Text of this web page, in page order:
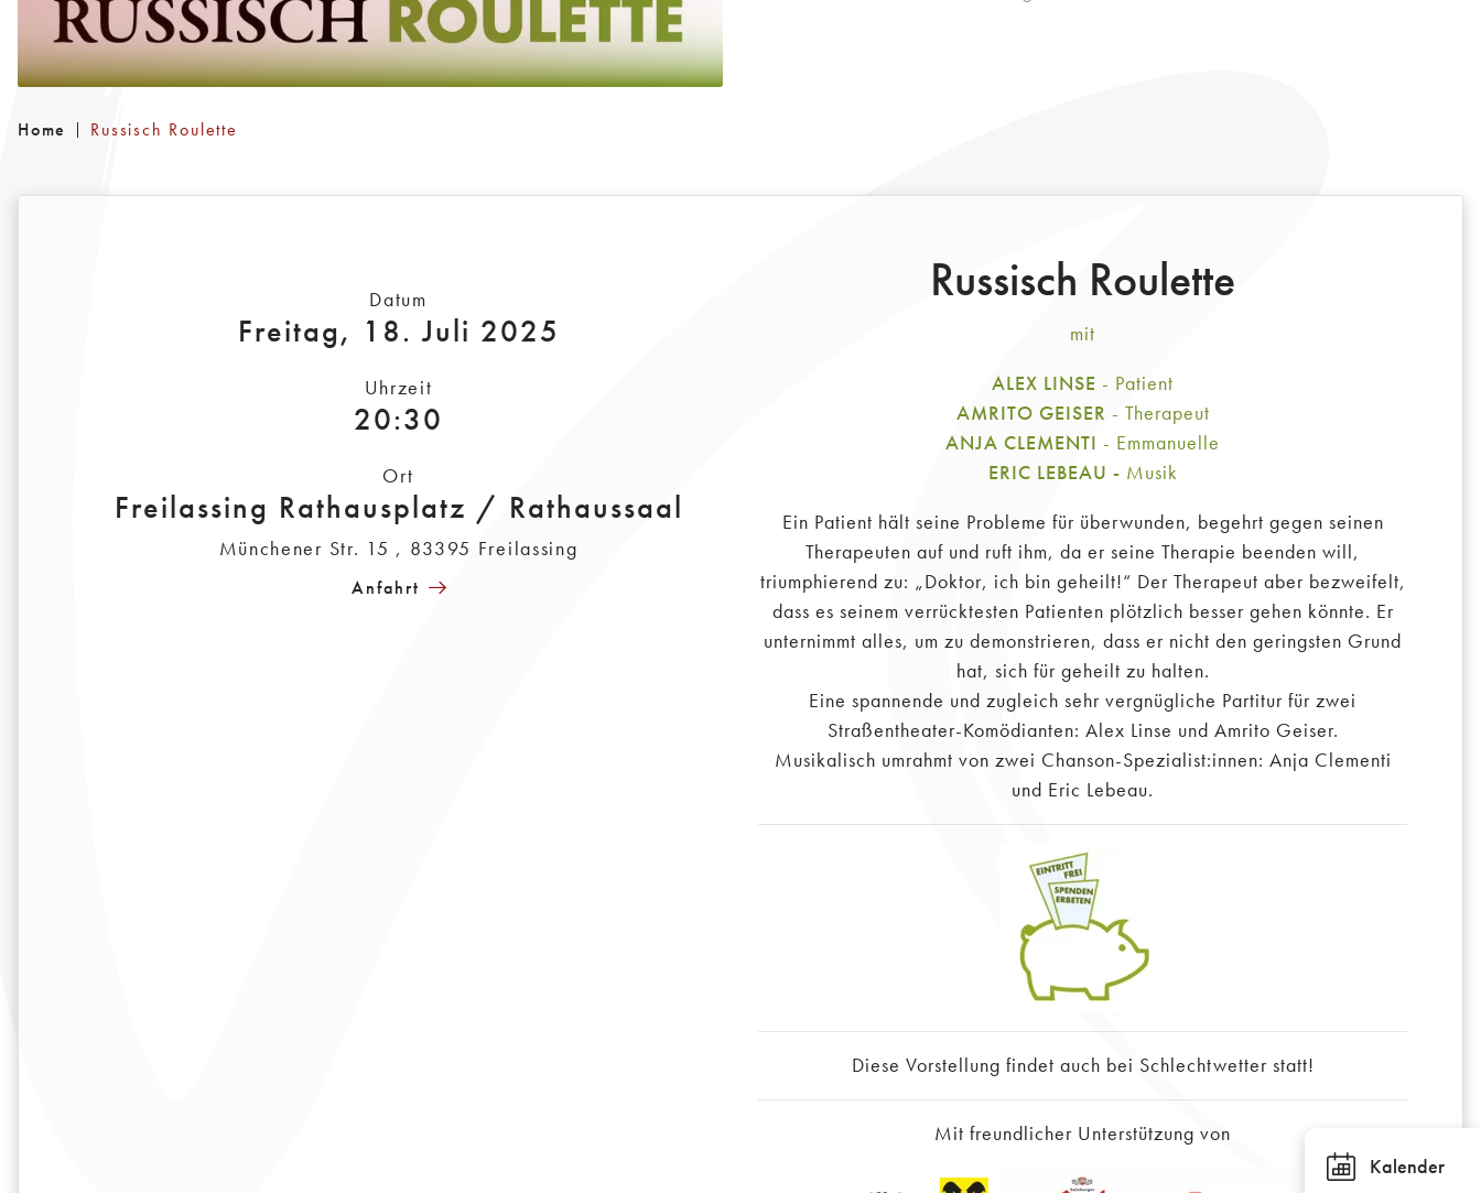
Home Russisch Roulette
Datum
Freitag, 18. Juli 2025
Uhrzeit
20:30
Ort
Freilassing Rathausplatz / Rathaussaal
Münchener Str. 15 , 83395 Freilassing
Anfahrt
Russisch Roulette
mit
ALEX LINSE - Patient
AMRITO GEISER - Therapeut
ANJA CLEMENTI - Emmanuelle
ERIC LEBEAU - Musik
Ein Patient hält seine Probleme für überwunden, begehrt gegen seinen
Therapeuten auf und ruft ihm, da er seine Therapie beenden will,
triumphierend zu: „Doktor, ich bin geheilt!“ Der Therapeut aber bezweifelt,
dass es seinem verrücktesten Patienten plötzlich besser gehen könnte. Er
unternimmt alles, um zu demonstrieren, dass er nicht den geringsten Grund
hat, sich für geheilt zu halten.
Eine spannende und zugleich sehr vergnügliche Partitur für zwei
Straßentheater-Komödianten: Alex Linse und Amrito Geiser.
Musikalisch umrahmt von zwei Chanson-Spezialist:innen: Anja Clementi
und Eric Lebeau.
Diese Vorstellung findet auch bei Schlechtwetter statt!
Mit freundlicher Unterstützung von
Kalender